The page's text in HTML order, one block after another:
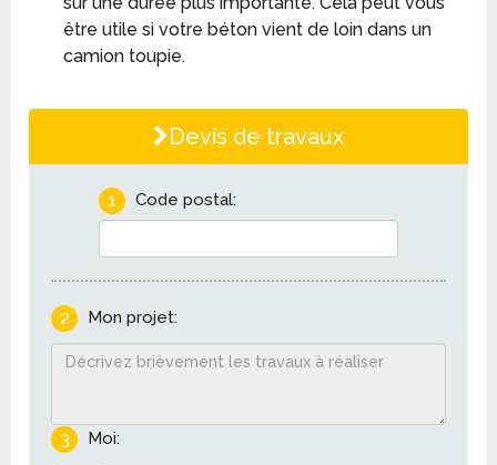
être utile si votre béton vient de loin dans un
camion toupie.
Devis de travaux
1 Code postal:
2 Mon projet:
3 Moi: